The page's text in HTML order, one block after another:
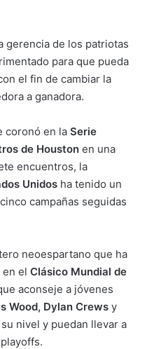
gerencia de los patriotas
para que pueda
el fin de cambiar la
a ganadora.
coronó en la Serie
de Houston en una
encuentros, la
Unidos ha tenido un
campañas seguidas
neoespartano que ha
en el Clásico Mundial de
aconseje a jóvenes
Wood, Dylan Crews y
nivel y puedan llevar a